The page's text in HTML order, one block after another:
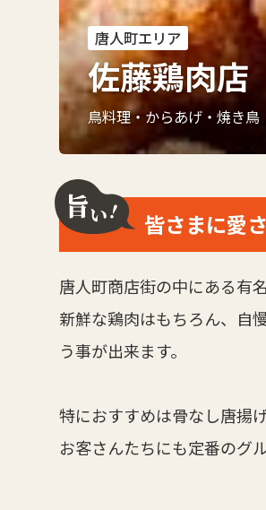
唐人町エリア
佐藤鶏肉店
鳥料理・からあげ・焼き鳥
皆さまに愛
唐人町商店街の中にある有
新鮮な鶏肉はもちろん、自
う事が出来ます。
特におすすめは骨なし唐揚
お客さんたちにも定番のグ